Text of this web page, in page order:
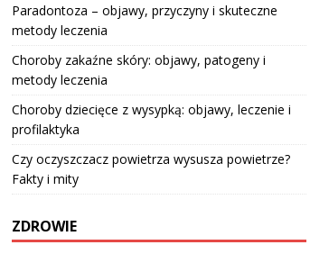
Paradontoza – objawy, przyczyny i skuteczne
metody leczenia
Choroby zakaźne skóry: objawy, patogeny i
metody leczenia
Choroby dziecięce z wysypką: objawy, leczenie i
profilaktyka
Czy oczyszczacz powietrza wysusza powietrze?
Fakty i mity
ZDROWIE